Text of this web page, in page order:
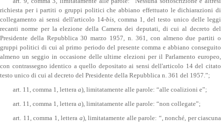
richiesta per i partiti o gruppi politici che abbiano effettuato le dichiarazioni di
collegamento ai sensi dell'articolo 14-bis, comma 1, del testo unico delle leggi
recanti norme per la elezione della Camera dei deputati, di cui al decreto del
Presidente della Repubblica 30 marzo 1957, n. 361, con almeno due partiti o
gruppi politici di cui al primo periodo del presente comma e abbiano conseguito
almeno un seggio in occasione delle ultime elezioni per il Parlamento europeo,
con contrassegno identico a quello depositato ai sensi dell'articolo 14 del citato
testo unico di cui al decreto del Presidente della Repubblica n. 361 del 1957.”;
art. 11, comma 1, letteraa), limitatamente alle parole: “alle coalizioni e”;
art. 11, comma 1, letteraa), limitatamente alle parole: “non collegate”;
art. 11, comma 1, lettera a), limitatamente alle parole: “, nonché, per ciascuna